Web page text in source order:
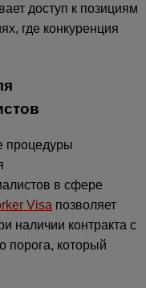
доступ к позициям
где конкуренция
процедуры
в сфере
Visa позволяет
наличии контракта с
порога, который